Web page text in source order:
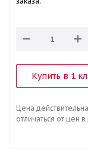
Купить в 1
Цена
отличаться от цен